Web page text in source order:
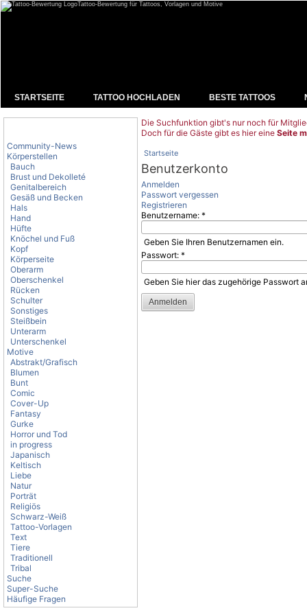
Tattoo-Bewertung für Tattoos, Vorlagen und Motive
STARTSEITE TATTOO HOCHLADEN BESTE TATTOOS
Community-News
Körperstellen
Bauch
Brust und Dekolleté
Genitalbereich
Gesäß und Becken
Hals
Hand
Hüfte
Knöchel und Fuß
Kopf
Körperseite
Oberarm
Oberschenkel
Rücken
Schulter
Sonstiges
Steißbein
Unterarm
Unterschenkel
Motive
Abstrakt/Grafisch
Blumen
Bunt
Comic
Cover-Up
Fantasy
Gurke
Horror und Tod
in progress
Japanisch
Keltisch
Liebe
Natur
Porträt
Religiös
Schwarz-Weiß
Tattoo-Vorlagen
Text
Tiere
Traditionell
Tribal
Suche
Super-Suche
Häufige Fragen
Die Suchfunktion gibt's nur noch für
Doch für die Gäste gibt es hier eine Seite
Startseite
Benutzerkonto
Anmelden
Passwort vergessen
Registrieren
Benutzername: *
Geben Sie Ihren Benutzernamen ein.
Passwort: *
Geben Sie hier das zugehörige Passwort